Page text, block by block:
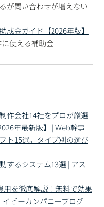
が問い合わせが増えない
成金ガイド【2026年版】
使える補助金
作会社14社をプロが厳選
年最新版】 | Web幹事
ト15選。タイプ別の選び
するシステム13選 | アス
用を徹底解説！無料で効果
ビーカンパニーブログ